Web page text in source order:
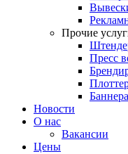
Прочие
Пресс
Баннера
Новости
О нас
Вакансии
Цены